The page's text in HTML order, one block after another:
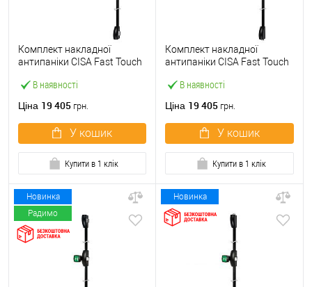
В наявності
Комплект накладної
антипаніки CISA Fast Touch
точковий вбік червона
Ціна 19 405 грн.
У кошик
Купити в 1 клік
В наявності
Комплект накладної
антипаніки CISA Fast Touch
точковий вверх-вниз
Ціна 19 405 грн.
У кошик
Купити в 1 клік
Новинка
Радимо
Новинка